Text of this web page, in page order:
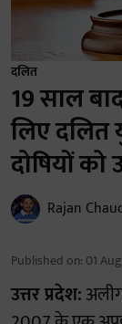
दलित
19 साल
लिए दलित
दोषियों
Rajan
Published on: 01
उत्तर प्रदेश: